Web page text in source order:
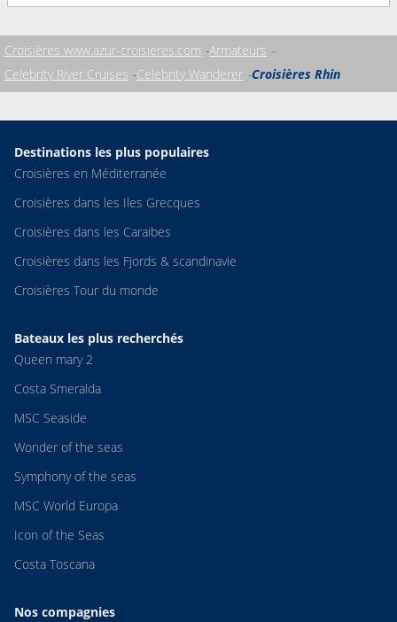
Croisières www.azur-croisieres.com Armateurs
Celebrity River Cruises Celebrity Wanderer Croisières Rhin
Destinations les plus populaires
Croisières en Méditerranée
Croisières dans les Iles Grecques
Croisières dans les Caraibes
Croisières dans les Fjords & scandinavie
Croisières Tour du monde
Bateaux les plus recherchés
Queen mary 2
Costa Smeralda
MSC Seaside
Wonder of the seas
Symphony of the seas
MSC World Europa
Icon of the Seas
Costa Toscana
Nos compagnies